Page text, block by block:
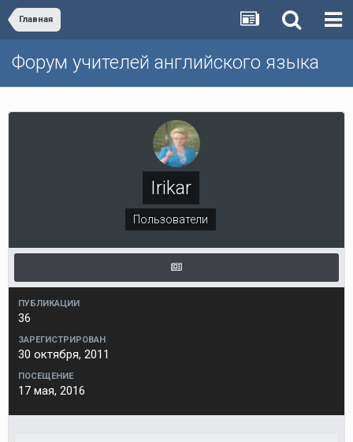
Главная
Форум учителей английского языка
Irikar
Пользователи
ПУБЛИКАЦИИ
36
ЗАРЕГИСТРИРОВАН
30 октября, 2011
ПОСЕЩЕНИЕ
17 мая, 2016